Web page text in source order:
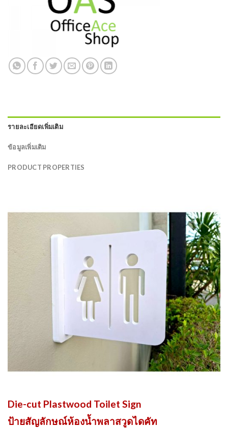
รายละเอียดเพิ่มเติม
ข้อมูลเพิ่มเติม
PRODUCT PROPERTIES
Die-cut Plastwood Toilet Sign
ป้ายสัญลักษณ์ห้องน้ำพลาสวูดไดคัท